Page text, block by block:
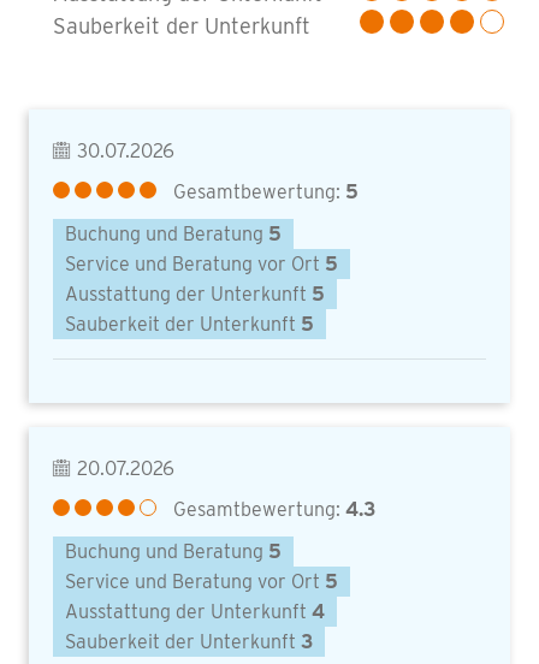
Sauberkeit der Unterkunft
30.07.2026
Gesamtbewertung: 5
Buchung und Beratung 5
Service und Beratung vor Ort 5
Ausstattung der Unterkunft 5
Sauberkeit der Unterkunft 5
20.07.2026
Gesamtbewertung: 4.3
Buchung und Beratung 5
Service und Beratung vor Ort 5
Ausstattung der Unterkunft 4
Sauberkeit der Unterkunft 3